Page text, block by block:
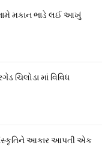
નામે મકાન ભાડે લઈ આખું
ચિલોડા માં વિવિધ
આકાર આપતી એક